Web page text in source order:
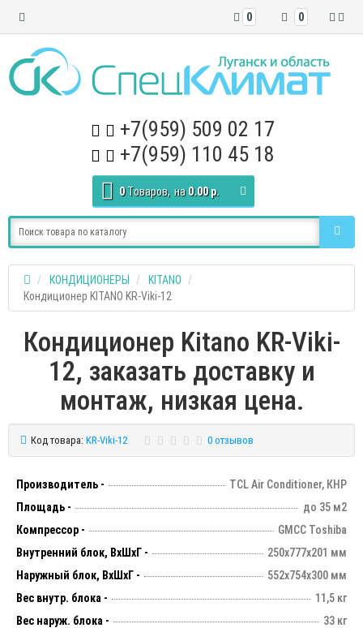
0
0
+7(959) 509 02 17
+7(959) 110 45 18
0 Tоваров, на 0.00 р.
КОНДИЦИОНЕРЫ
KITANO
Кондиционер KITANO KR-Viki-12
Кондиционер Kitano KR-Viki-
12, заказать доставку и
монтаж, низкая цена.
Код товара: KR-Viki-12 0 отзывов
Производитель -
TCL Air Conditioner, КНР
Площадь -
до 35 м2
Компрессор -
GMCC Toshiba
Внутренний блок, ВхШхГ -
250х777х201 мм
Наружный блок, ВхШхГ -
552х754х300 мм
Вес внутр. блока -
11,5 кг
Вес наруж. блока -
33 кг